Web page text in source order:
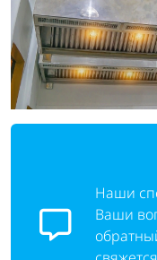
Наши
Ваши